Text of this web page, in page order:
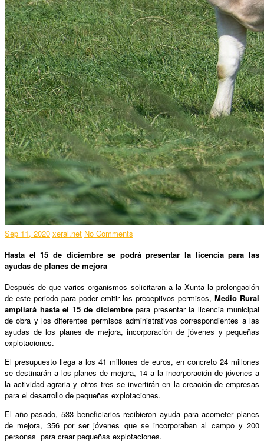
Sep 11, 2020 xeral.net No Comments
Hasta el 15 de diciembre se podrá presentar la licencia para las
ayudas de planes de mejora
Después de que varios organismos solicitaran a la Xunta la prolongación
de este periodo para poder emitir los preceptivos permisos, Medio Rural
ampliará hasta el 15 de diciembrepara presentar la licencia municipal
de obra y los diferentes permisos administrativos correspondientes a las
ayudas de los planes de mejora, incorporación de jóvenes y pequeñas
explotaciones.
El presupuesto llega a los 41 millones de euros, en concreto 24 millones
se destinarán a los planes de mejora, 14 a la incorporación de jóvenes a
la actividad agraria y otros tres se invertirán en la creación de empresas
para el desarrollo de pequeñas explotaciones.
El año pasado, 533 beneficiarios recibieron ayuda para acometer planes
de mejora, 356 por ser jóvenes que se incorporaban al campo y 200
personas para crear pequeñas explotaciones.